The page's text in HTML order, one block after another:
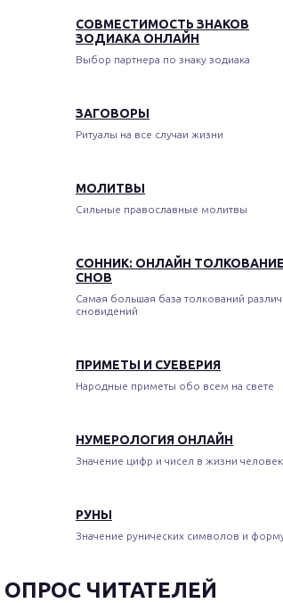
СОВМЕСТИМОСТЬ ЗНАКОВ
ЗОДИАКА ОНЛАЙН
Выбор партнера по знаку зодиака
ЗАГОВОРЫ
Ритуалы на все случаи жизни
МОЛИТВЫ
Сильные православные молитвы
СОННИК: ОНЛАЙН ТОЛКОВАНИЕ
СНОВ
Самая большая база толкований
сновидений
ПРИМЕТЫ И СУЕВЕРИЯ
Народные приметы обо всем на свете
НУМЕРОЛОГИЯ ОНЛАЙН
Значение цифр и чисел в жизни
РУНЫ
Значение рунических символов и
ОПРОС ЧИТАТЕЛЕЙ